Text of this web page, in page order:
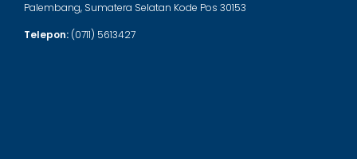
Palembang, Sumatera Selatan Kode Pos 30153
Telepon: (0711) 5613427